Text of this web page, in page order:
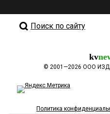
Поиск по сайту
kv
© 2001—2026 ООО
Политика